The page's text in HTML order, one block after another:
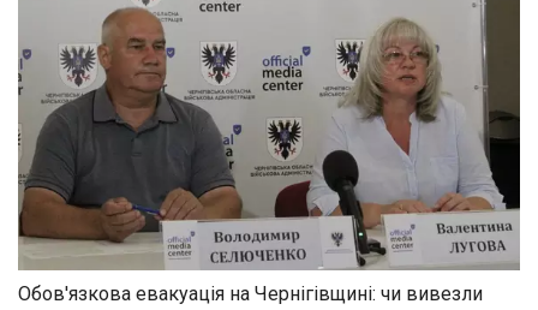
Обов'язкова евакуація на Чернігівщині: чи вивезли